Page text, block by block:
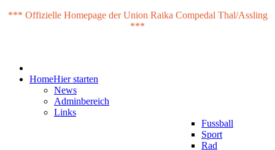
*** Offizielle Homepage der Union Raika Compedal Thal/Assling
***
HomeHier starten
News
Adminbereich
Links
Fussball
Sport
Rad